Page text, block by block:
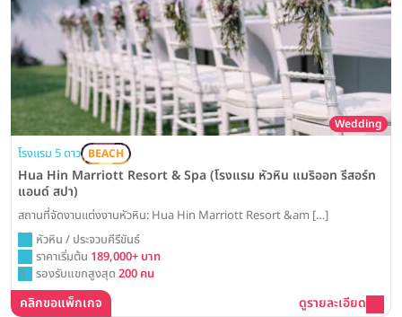
Wedding
โรงแรม 5 ดาว BEACH
Hua Hin Marriott Resort & Spa (โรงแรม หัวหิน แมริออท รีสอร์ท
แอนด์ สปา)
สถานที่จัดงานแต่งงานหัวหิน: Hua Hin Marriott Resort &am […]
หัวหิน / ประจวบคีรีขันธ์
ราคาเริ่มต้น 189,000+ บาท
รองรับแขกสูงสุด 200 คน
คลิกขอแพ็กเกจ ดูรายละเอียด